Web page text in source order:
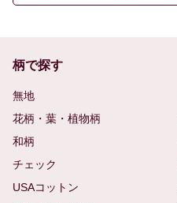
柄で探す
無地
花柄・葉・植物柄
和柄
チェック
USAコットン